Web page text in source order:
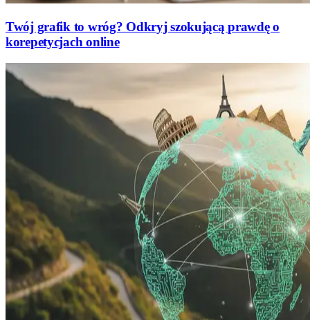
Twój grafik to wróg? Odkryj szokującą prawdę o
korepetycjach online